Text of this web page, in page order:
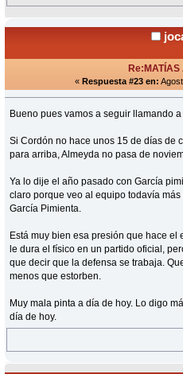
« Respuesta #23 en:
Bueno pues vamos a seguir llamando
Si Cordón no hace unos 15 de días de
para arriba, Almeyda no pasa de
Ya lo dije el año pasado con García
claro porque veo al equipo todavía
García Pimienta.
Está muy bien esa presión que hace
le dura el físico en un partido oficial,
que decir que la defensa se trabaja.
menos que estorben.
Muy mala pinta a día de hoy. Lo digo
día de hoy.